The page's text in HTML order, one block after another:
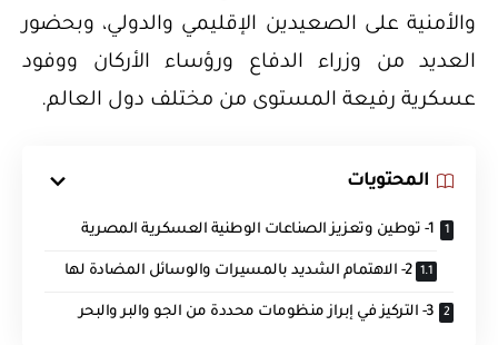
والأمنية على الصعيدين الإقليمي والدولي، وبحضور
العديد من وزراء الدفاع ورؤساء الأركان ووفود
عسكرية رفيعة المستوى من مختلف دول العالم.
المحتويات
1- توطين وتعزيز الصناعات الوطنية العسكرية المصرية
2- الاهتمام الشديد بالمسيرات والوسائل المضادة لها
3- التركيز في إبراز منظومات محددة من الجو والبر والبحر